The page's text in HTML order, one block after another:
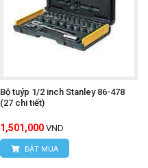
Bộ tuýp 1/2 inch Stanley 86-478
(27 chi tiết)
1,501,000 VND
ĐẶT MUA